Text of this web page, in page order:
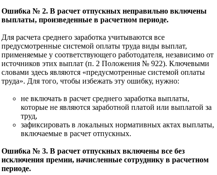
Ошибка № 2. В расчет отпускных неправильно включены
выплаты, произведенные в расчетном периоде.
Для расчета среднего заработка учитываются все
предусмотренные системой оплаты труда виды выплат,
применяемые у соответствующего работодателя, независимо от
источников этих выплат (п. 2 Положения № 922). Ключевыми
словами здесь являются «предусмотренные системой оплаты
труда». Для того, чтобы избежать эту ошибку, нужно:
не включать в расчет среднего заработка выплаты,
которые не являются заработной платой или выплатой за
труд,
зафиксировать в локальных нормативных актах выплаты,
включаемые в расчет отпускных.
Ошибка № 3. В расчет отпускных включены все без
исключения премии, начисленные сотруднику в расчетном
периоде.